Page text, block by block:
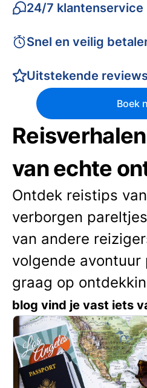
24/7 klantenservice
Snel en veilig
Uitstekende
Boek
van echte
Ontdek reistips
verborgen
van andere
volgende
graag op
blog vind je vast iets